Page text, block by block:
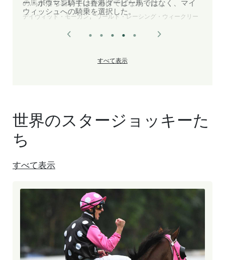
ー・ボウマン騎手は香港ダービー馬ではなく、マイ
ウィッシュへの騎乗を選択した。
世界のスタージョッキーた
ち
すべて表示